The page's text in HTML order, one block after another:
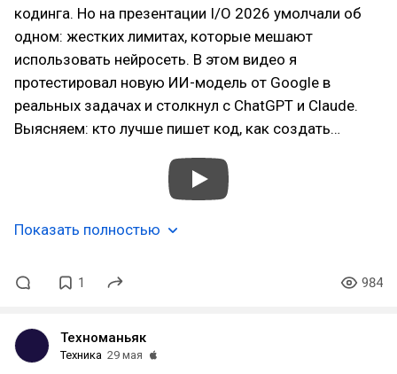
кодинга. Но на презентации I/O 2026 умолчали об
одном: жестких лимитах, которые мешают
использовать нейросеть. В этом видео я
протестировал новую ИИ-модель от Google в
реальных задачах и столкнул с ChatGPT и Claude.
Выясняем: кто лучше пишет код, как создать…
Показать полностью
1 984
Техноманьяк
Техника 29 мая